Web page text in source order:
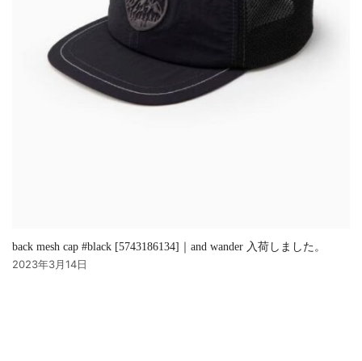
back mesh cap #black [5743186134]｜and wander 入荷しました。
2023年3月14日